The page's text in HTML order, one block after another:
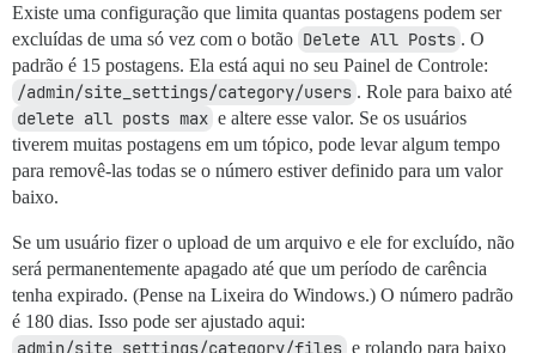
Existe uma configuração que limita quantas postagens podem ser
excluídas de uma só vez com o botão Delete All Posts . O
padrão é 15 postagens. Ela está aqui no seu Painel de Controle:
/admin/site_settings/category/users . Role para baixo até
delete all posts max e altere esse valor. Se os usuários
tiverem muitas postagens em um tópico, pode levar algum tempo
para removê-las todas se o número estiver definido para um valor
baixo.
Se um usuário fizer o upload de um arquivo e ele for excluído, não
será permanentemente apagado até que um período de carência
tenha expirado. (Pense na Lixeira do Windows.) O número padrão
é 180 dias. Isso pode ser ajustado aqui:
admin/site_settings/category/files e rolando para baixo